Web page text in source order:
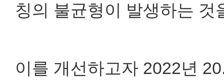
칭의 불균형이 발생하는 것
이를 개선하고자 2022년